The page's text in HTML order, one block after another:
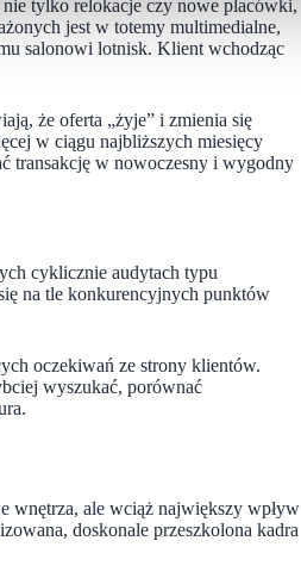
tylko relokacje czy nowe placówki,
jest w totemy multimedialne,
salonowi lotnisk. Klient wchodząc
że oferta „żyje” i zmienia się
w ciągu najbliższych miesięcy
transakcję w nowoczesny i wygodny
cyklicznie audytach typu
na tle konkurencyjnych punktów
oczekiwań ze strony klientów.
wyszukać, porównać
wnętrza, ale wciąż największy wpływ
doskonale przeszkolona kadra